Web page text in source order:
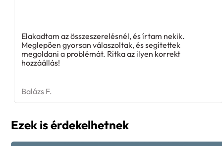
Meglepően gyorsan válaszoltak, és segítettek
megoldani a problémát. Ritka az ilyen korrekt
hozzáállás!